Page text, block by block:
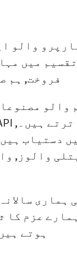
والو
میں
فروخت, ہم
والوز,
عزم کا
ہوتے